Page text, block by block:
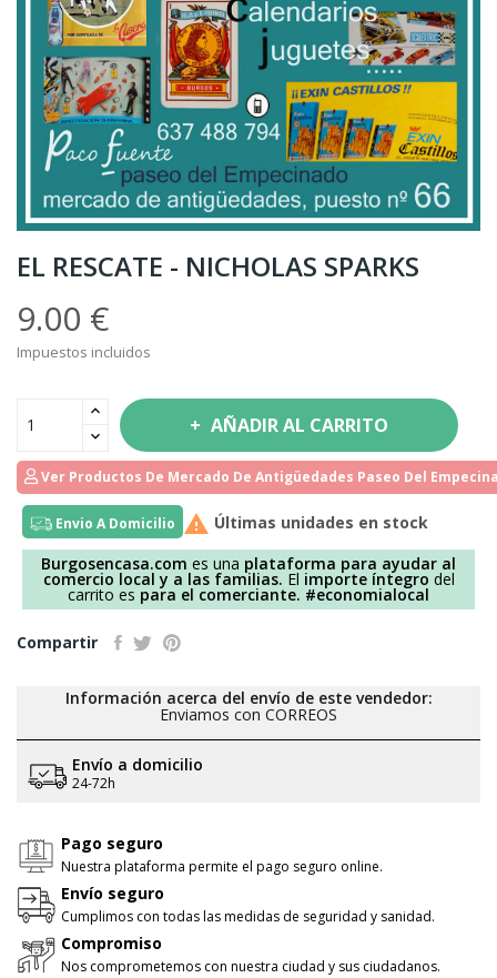
EL RESCATE - NICHOLAS SPARKS
9.00 €
Impuestos incluidos
AÑADIR AL CARRITO
Ver Productos De Mercado De Antigüedades Paseo Del
Envio A Domicilio  Últimas unidades en stock
Burgosencasa.com es una plataforma para ayudar al
comercio local y a las familias. El importe íntegro del
carrito es para el comerciante. #economialocal
Compartir
Información acerca del envío de este vendedor:
Enviamos con CORREOS
Envío a domicilio
24-72h
Pago seguro
Nuestra plataforma permite el pago seguro online.
Envío seguro
Cumplimos con todas las medidas de seguridad y sanidad.
Compromiso
Nos comprometemos con nuestra ciudad y sus ciudadanos.